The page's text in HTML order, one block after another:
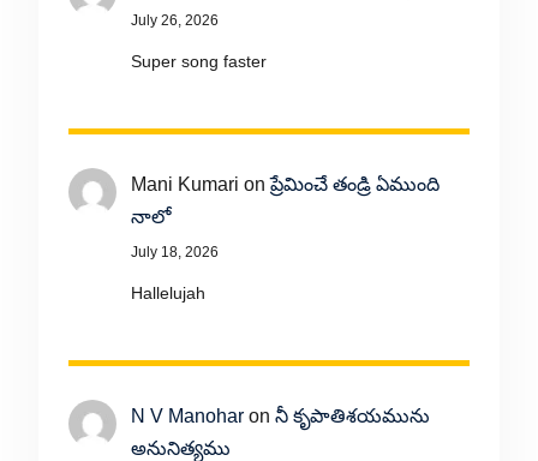
July 26, 2026
Super song faster
Mani Kumari onప్రేమించే తండ్రి ఏముంది
నాలో
July 18, 2026
Hallelujah
N V Manoharon నీ కృపాతిశయమును
అనునిత్యము